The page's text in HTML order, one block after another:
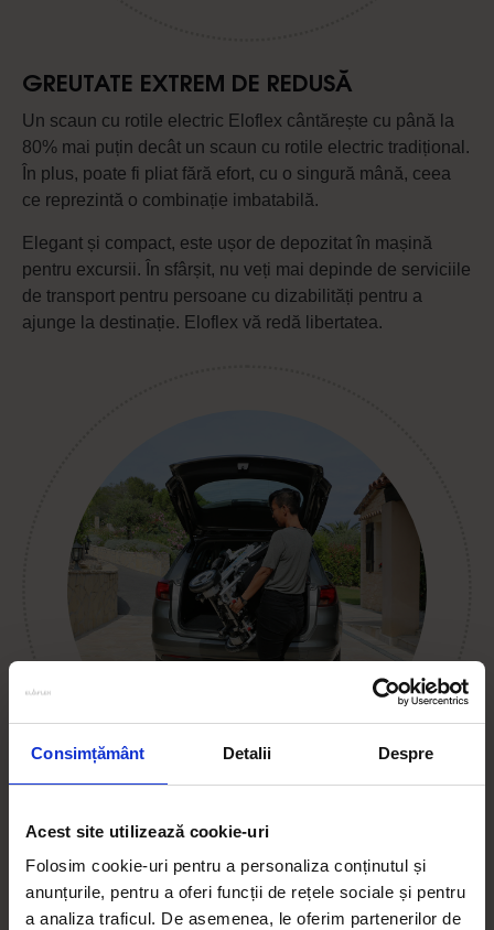
Consimțământ Detalii Despre
Acest site utilizează cookie-uri
Folosim cookie-uri pentru a personaliza conținutul și
anunțurile, pentru a oferi funcții de rețele sociale și pentru
a analiza traficul. De asemenea, le oferim partenerilor de
GREUTATE EXTREM DE REDUSĂ
Un scaun cu rotile electric Eloflex cântărește cu până la
80% mai puțin decât un scaun cu rotile electric tradițional.
În plus, poate fi pliat fără efort, cu o singură mână, ceea
ce reprezintă o combinație imbatabilă.
Elegant și compact, este ușor de depozitat în mașină
pentru excursii. În sfârșit, nu veți mai depinde de serviciile
de transport pentru persoane cu dizabilități pentru a
ajunge la destinație. Eloflex vă redă libertatea.
TEHNOLOGIE DE ULTIMĂ GENERAȚIE
Eloflex este conceput, proiectat și fabricat cu ajutorul
tehnologiei de ultimă generație. Bateriile litiu-ion extrem